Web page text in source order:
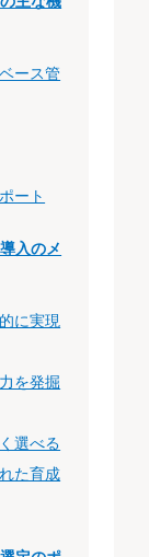
ース管
ート
入のメ
に実現
を発掘
選べる
た育成